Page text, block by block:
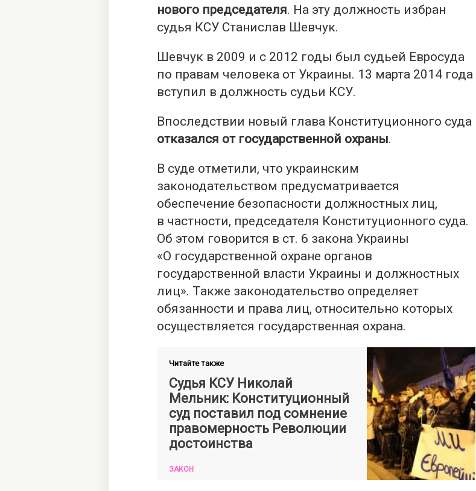
нового председателя. На эту должность избран
судья КСУ Станислав Шевчук.
Шевчук в 2009 и с 2012 годы был судьей Евросуда
по правам человека от Украины. 13 марта 2014 года
вступил в должность судьи КСУ.
Впоследствии новый глава Конституционного суда
отказался от государственной охраны.
В суде отметили, что украинским
законодательством предусматривается
обеспечение безопасности должностных лиц,
в частности, председателя Конституционного суда.
Об этом говорится в ст. 6 закона Украины
«О государственной охране органов
государственной власти Украины и должностных
лиц». Также законодательство определяет
обязанности и права лиц, относительно которых
осуществляется государственная охрана.
Читайте также
Судья КСУ Николай
Мельник: Конституционный
суд поставил под сомнение
правомерность Революции
достоинства
ЗАКОН